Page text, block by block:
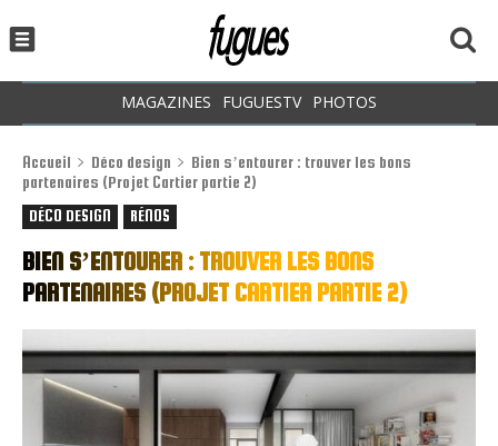
MAGAZINES FUGUESTV PHOTOS
Accueil Déco design
Bien s’entourer : trouver les bons
partenaires (Projet Cartier partie 2)
DÉCO DESIGN
RÉNOS
BIEN S’ENTOURER : TROUVER LES BONS
PARTENAIRES (PROJET CARTIER PARTIE 2)